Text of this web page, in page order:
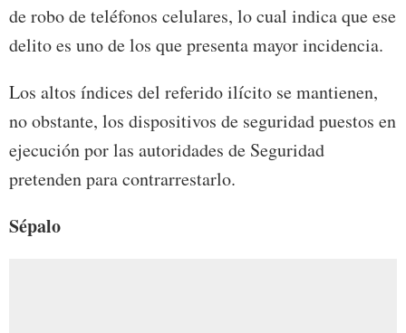
de robo de teléfonos celulares, lo cual indica que ese
delito es uno de los que presenta mayor incidencia.
Los altos índices del referido ilícito se mantienen,
no obstante, los dispositivos de seguridad puestos en
ejecución por las autoridades de Seguridad
pretenden para contrarrestarlo.
Sépalo